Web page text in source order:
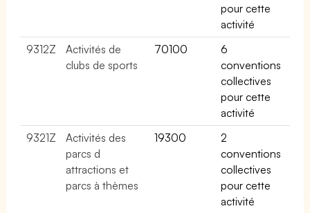
pour cette
activité
9312Z
Activités de
clubs de sports
70100
6
conventions
collectives
pour cette
activité
9321Z
Activités des
parcs d
attractions et
parcs à thèmes
19300
2
conventions
collectives
pour cette
activité